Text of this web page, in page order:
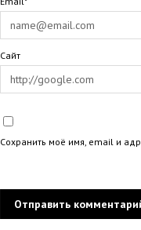
Сайт
Сохранить моё имя, email и